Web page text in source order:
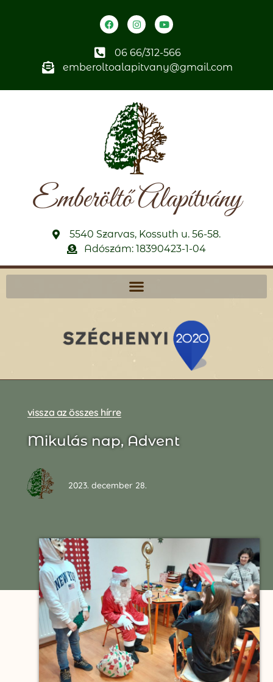
06 66/312-566
emberoltoalapitvany@gmail.com
Emberöltő Alapítvány
5540 Szarvas, Kossuth u. 56-58.
Adószám: 18390423-1-04
vissza az összes hírre
Mikulás nap, Advent
2023. december 28.